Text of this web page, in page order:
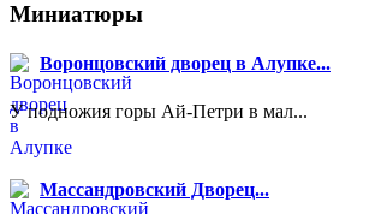
Миниатюры
Воронцовский дворец в Алупке...
У подножия горы Ай-Петри в мал...
Массандровский Дворец...